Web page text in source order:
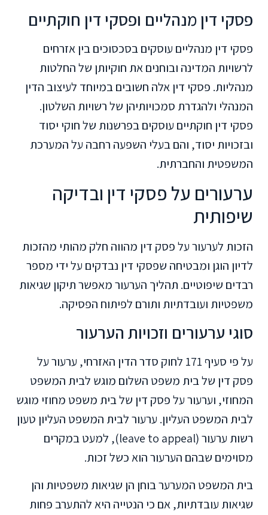
פסקי דין מנהליים ופסקי דין חוקתיים
פסקי דין מנהליים עוסקים בסכסוכים בין אזרחים
לרשויות המדינה ובוחנים את חוקיותן של החלטות
מנהליות. פסקי דין אלה חשובים במיוחד לעיצוב הדין
המנהלי ולהגדרת סמכויותיהן של רשויות השלטון.
פסקי דין חוקתיים עוסקים בפרשנות של חוקי יסוד
ובזכויות יסוד, והם בעלי השפעה רחבה על המערכת
המשפטית והחברתית.
ערעורים על פסקי דין ובדיקה
שיפותית
הזכות לערעור על פסק דין מהווה חלק מהותי מהזכות
לדיון הוגן ומבטיחה שפסקי דין נבדקים על ידי מספר
רבדים שיפוטיים. תהליך הערעור מאפשר תיקון שגיאות
משפטיות ועובדתיות ותורם לפיתוח הפסיקה.
סוגי ערעורים וזכויות הערעור
על פי סעיף 171 לחוק סדר הדין האזרחי, ערעור על
פסק דין של בית משפט השלום מוגש לבית המשפט
המחוזי, וערעור על פסק דין של בית משפט מחוזי מוגש
לבית המשפט העליון. ערעור לבית המשפט העליון טעון
רשות ערעור (leave to appeal), למעט במקרים
מסוימים שבהם הערעור הוא כשל זכות.
בית המשפט המערער בוחן הן שגיאות משפטיות והן
שגיאות עובדתיות, אם כי הנטייה היא להתערב פחות